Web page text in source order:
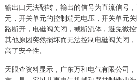
输出口无法翻转，输出的信号为直流信号
元，开关单元的控制端无电压，开关单元
路断开，电磁阀关闭，截断流体，避免微
其他原因突然损坏而无法控制电磁阀关闭
高了安全性。
天眼查资料显示，广东万和电气有限公司